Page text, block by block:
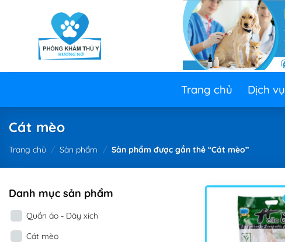
Trang chủ Dịch vụ
Cát mèo
Trang chủ / Sản phẩm / Sản phẩm được gắn thẻ “Cát mèo”
Danh mục sản phẩm
Quần áo - Dây xích
Cát mèo